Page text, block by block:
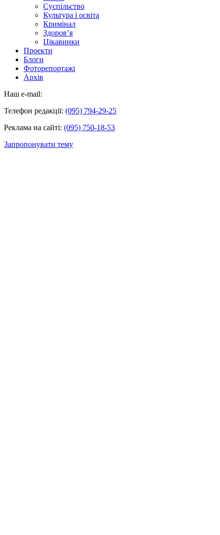
Суспільство
Культура і освіта
Кримінал
Здоров’я
Цікавинки
Проекти
Блоги
Фоторепортажі
Архів
Наш e-mail:
Телефон редакції: (095) 794-29-25
Реклама на сайті: (095) 750-18-53
Запропонувати тему